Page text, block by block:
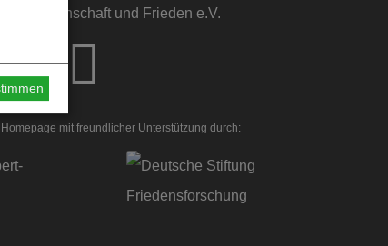
Wissenschaft und Frieden e.V.
mit freundlicher Unterstützung durch: